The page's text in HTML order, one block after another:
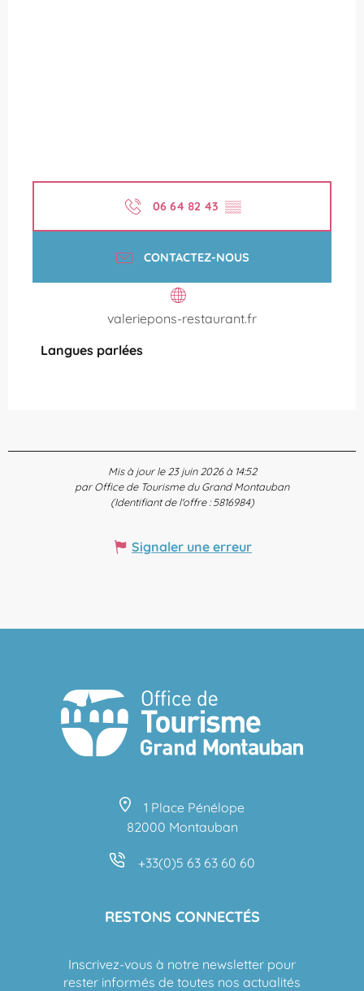
06 64 82 43 ▒▒
CONTACTEZ-NOUS
valeriepons-restaurant.fr
Langues parlées
Langues parlées
Mis à jour le 23 juin 2026 à 14:52
par Office de Tourisme du Grand Montauban
(Identifiant de l'offre :5816984)
Signaler une erreur
1 Place Pénélope
82000 Montauban
+33(0)5 63 63 60 60
RESTONS CONNECTÉS
Inscrivez-vous à notre newsletter pour
rester informés de toutes nos actualités